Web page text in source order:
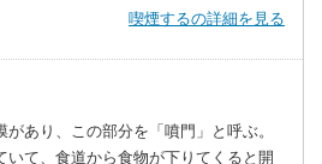
喫煙するの詳細を見る
あり、この部分を「噴門」と呼ぶ。
いて、食道から食物が下りてくると開